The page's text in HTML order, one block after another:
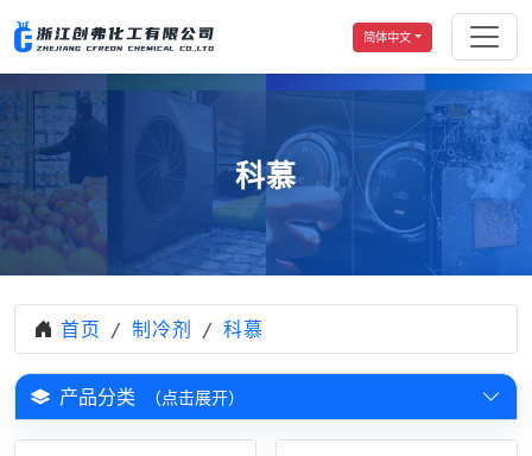
简体中文
科慕
首页 制冷剂 科慕
产品分类 （点击展开）